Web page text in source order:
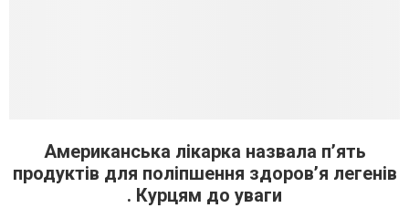
Американська лікарка назвала п’ять
продуктів для поліпшення здоров’я легенів
. Курцям до уваги